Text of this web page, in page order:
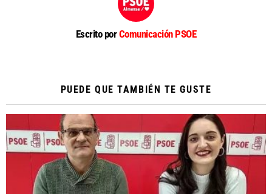
Escrito porComunicación PSOE
PUEDE QUE TAMBIÉN TE GUSTE